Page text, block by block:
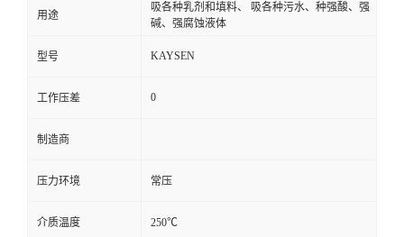
用途
吸各种乳剂和填料、 吸各种污水、种强酸、强
碱、强腐蚀液体
型号 KAYSEN
工作压差 0
制造商
压力环境 常压
介质温度 250℃